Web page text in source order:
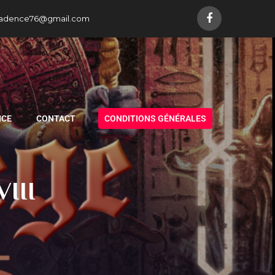
CONTACT CONDITIONS GÉNÉRALES